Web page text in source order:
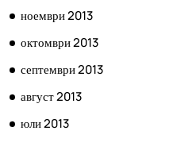
ноември 2013
октомври 2013
септември 2013
август 2013
юли 2013